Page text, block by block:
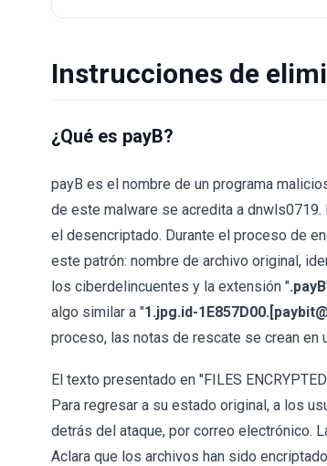
Instrucciones de
¿Qué es payB?
payB es el nombre de un programa
de este malware se acredita a
el desencriptado. Durante el proceso de
este patrón: nombre de archivo original,
los ciberdelincuentes y la extensión ".payB
algo similar a "1.jpg.id-
proceso, las notas de rescate se crean en
El texto presentado en "FILES
Para regresar a su estado original, a los
detrás del ataque, por correo electrónico.
Aclara que los archivos han sido